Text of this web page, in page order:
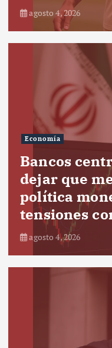
agosto 4, 2026
Economía
Bancos
dejar que
política
tensiones
agosto 4, 2026